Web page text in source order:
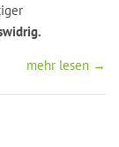
mehr lesen →